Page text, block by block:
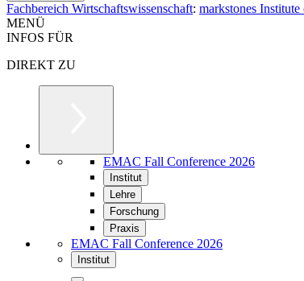
Fachbereich Wirtschaftswissenschaft: markstones
MENÜ
INFOS FÜR
DIREKT ZU
EMAC Fall Conference 2026
Institut
Lehre
Forschung
Praxis
EMAC Fall Conference 2026
Institut